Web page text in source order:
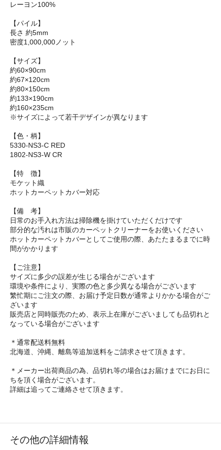
レーヨン100%
【パイル】
長さ 約5mm
密度1,000,000ノット
【サイズ】
約60×90cm
約67×120cm
約80×150cm
約133×190cm
約160×235cm
※サイズによって若干デザインが異なります
【色・柄】
5330-NS3-C RED
1802-NS3-W CR
【特 徴】
モケット織
ホットカーペットカバー対応
【備 考】
日常のお手入れ方法は掃除機を掛けていただくだけです
部分的な汚れは市販のカーペットクリーナーをお使いください
ホットカーペットカバーとしてご使用の際、あたたまるまでに時
間がかかります
【ご注意】
サイズに多少の誤差が生じる場合がございます
環境や条件により、実際の色と多少異なる場合がございます
繁忙期にご注文の際、お届け予定日数が通常よりかかる場合がご
ざいます
販売店と同時販売のため、表示上在庫がございましても品切れと
なっている場合がございます
＊通常配送料無料
北海道、沖縄、離島等追加送料をご請求させて頂きます。
＊メーカー出荷商品の為、品切れ等の場合はお届けまでにお日に
ちを頂く場合がございます。
詳細は追ってご連絡させて頂きます。
その他の詳細情報